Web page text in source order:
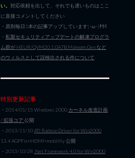
い。 対応依頼を出して、それでも遅いものはここ
に直接コメントしてください
・原則毎日1本の記事アップしています|･ω･)ﾁﾗﾘ
・ 私製セキュリティアップデートの解凍プログラ
ム群が HEUR/QVM20.1.0A7B.Malware.Gen など
のウィルスとして誤検出される件について
特別更新記事
・2014/01/15 Windows 2000 カーネル改造計画
/ 拡張コア 公開
・2013/11/10ATI Radeon Driver for Win2000
13.4 AGPFix+HDMI+mobility 公開
・2013/10/28 .Net Framework 4.0 for Win2000